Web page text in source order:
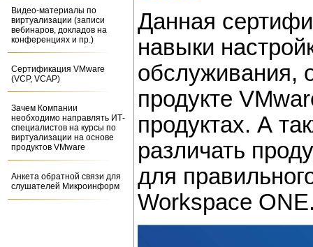
Видео-материалы по
виртуализации (записи
вебинаров, докладов на
конференциях и пр.)
Сертификация VMware
(VCP, VCAP)
Зачем Компании
необходимо направлять ИТ-
специалистов на курсы по
виртуализации на основе
продуктов VMware
Анкета обратной связи для
слушателей Микроинформ
Данная
навыки
обслуживания,
продукте
продуктах. А
различать
для
Workspace